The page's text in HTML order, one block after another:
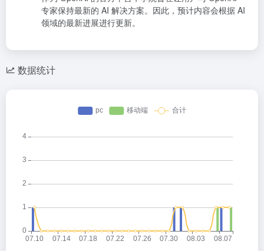
专家保持最新的 AI 解决方案。因此，预计内容会根据 AI
领域的最新进展进行更新。
数据统计